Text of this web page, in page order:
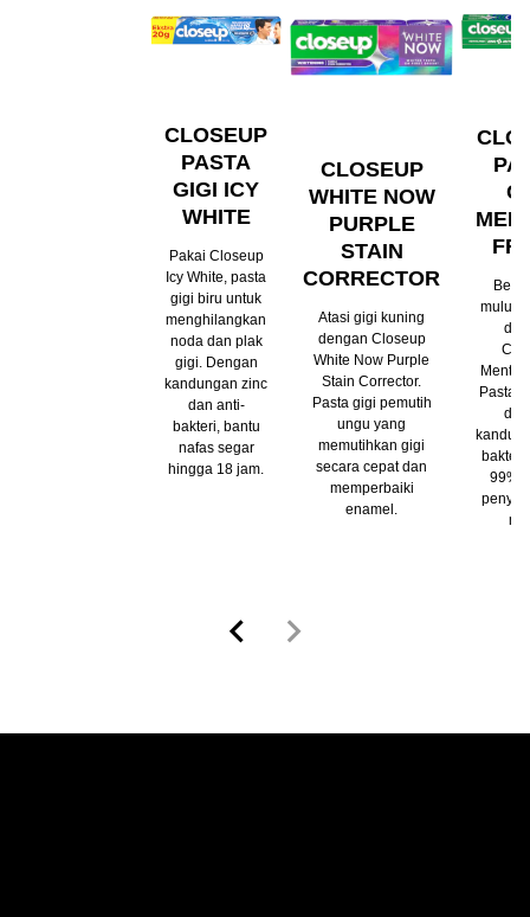
CLOSEUP
PASTA
GIGI ICY
WHITE
Pakai Closeup
Icy White, pasta
gigi biru untuk
menghilangkan
noda dan plak
gigi. Dengan
kandungan zinc
dan anti-
bakteri, bantu
nafas segar
hingga 18 jam.
CLOSEUP
WHITE NOW
PURPLE
STAIN
CORRECTOR
Atasi gigi kuning
dengan Closeup
White Now Purple
Stain Corrector.
Pasta gigi pemutih
ungu yang
memutihkan gigi
secara cepat dan
memperbaiki
enamel.
mulut
Pasta
99%